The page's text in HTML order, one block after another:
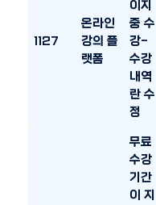
1127
온라인
강의 플
랫폼
이지
중 수
강-
수강
내역
란 수
정
무료
수강
기간
이 지